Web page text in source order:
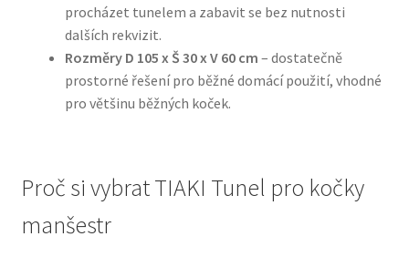
Hračky pro psy
Konzervy a kapsičky pro psy
Oblečky pro psy
Pamlsky pro psy
procházet tunelem a zabavit se bez nutnosti
dalších rekvizit.
Rozměry D 105 x Š 30 x V 60 cm – dostatečně
prostorné řešení pro běžné domácí použití, vhodné
pro většinu běžných koček.
Proč si vybrat TIAKI Tunel pro kočky
manšestr